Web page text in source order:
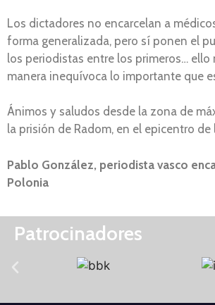
Los dictadores no encarcelan a
forma generalizada, pero sí ponen el
los periodistas entre los primeros… ello
manera inequívoca lo importante que
Ánimos y saludos desde la zona de
la prisión de Radom, en el epicentro de
Pablo González, periodista vasco
Polonia
Patrocinadores